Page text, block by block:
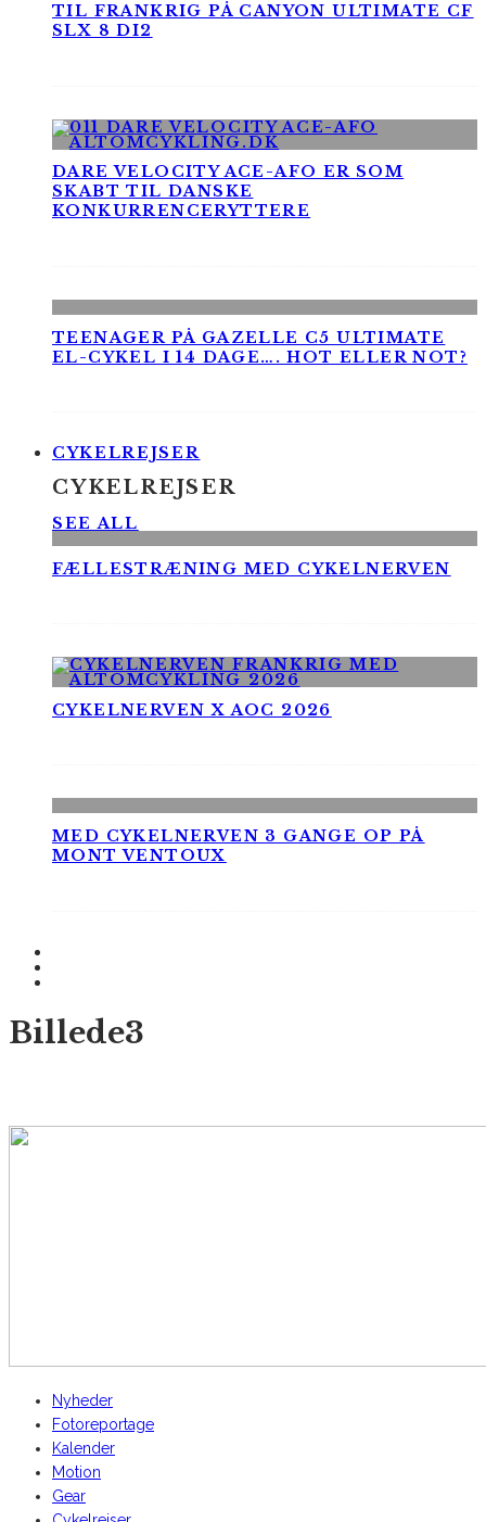
TIL FRANKRIG PÅ CANYON ULTIMATE CF
SLX 8 DI2
DARE VELOCITY ACE-AFO ER SOM
SKABT TIL DANSKE
KONKURRENCERYTTERE
TEENAGER PÅ GAZELLE C5 ULTIMATE
EL-CYKEL I 14 DAGE…. HOT ELLER NOT?
CYKELREJSER
CYKELREJSER
SEE ALL
FÆLLESTRÆNING MED CYKELNERVEN
CYKELNERVEN X AOC 2026
MED CYKELNERVEN 3 GANGE OP PÅ
MONT VENTOUX
Billede3
Nyheder
Fotoreportage
Kalender
Motion
Gear